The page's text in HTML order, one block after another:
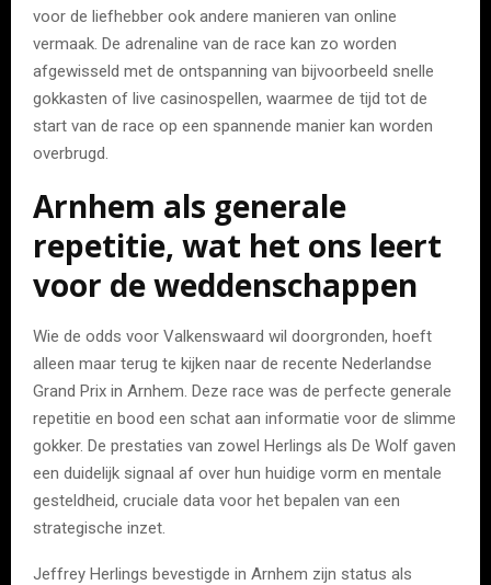
voor de liefhebber ook andere manieren van online
vermaak. De adrenaline van de race kan zo worden
afgewisseld met de ontspanning van bijvoorbeeld snelle
gokkasten of live casinospellen, waarmee de tijd tot de
start van de race op een spannende manier kan worden
overbrugd.
Arnhem als generale
repetitie, wat het ons leert
voor de weddenschappen
Wie de odds voor Valkenswaard wil doorgronden, hoeft
alleen maar terug te kijken naar de recente Nederlandse
Grand Prix in Arnhem. Deze race was de perfecte generale
repetitie en bood een schat aan informatie voor de slimme
gokker. De prestaties van zowel Herlings als De Wolf gaven
een duidelijk signaal af over hun huidige vorm en mentale
gesteldheid, cruciale data voor het bepalen van een
strategische inzet.
Jeffrey Herlings bevestigde in Arnhem zijn status als